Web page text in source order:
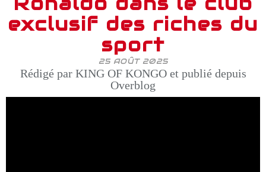
exclusif des riches du
sport
25 AOÛT 2025
Rédigé par KING OF KONGO et publié depuis
Overblog